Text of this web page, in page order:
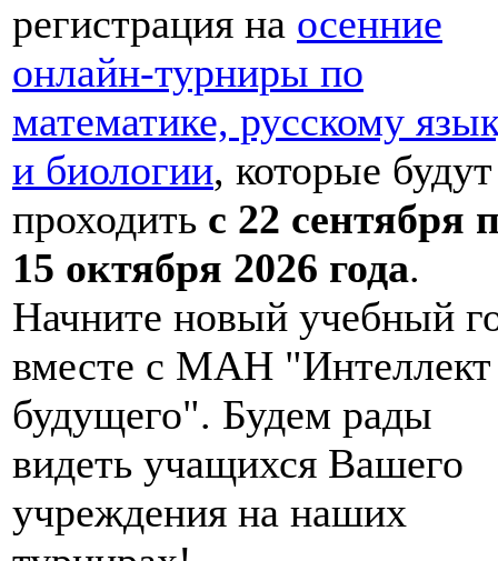
регистрация на осенние
онлайн-турниры по
математике, русскому
и биологии, которые будут
проходить с 22 сентября
15 октября 2026 года.
Начните новый учебный
вместе с МАН "Интеллект
будущего". Будем рады
видеть учащихся Вашего
учреждения на наших